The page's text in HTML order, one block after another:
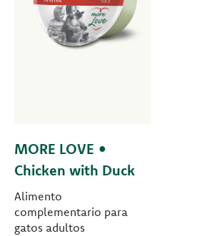
MORE LOVE •
Chicken with Duck
Alimento
complementario para
gatos adultos